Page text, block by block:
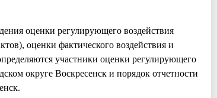
оценки регулирующего воздействия
оценки фактического воздействия и
участники оценки регулирующего
округе Воскресенск и порядок отчетности